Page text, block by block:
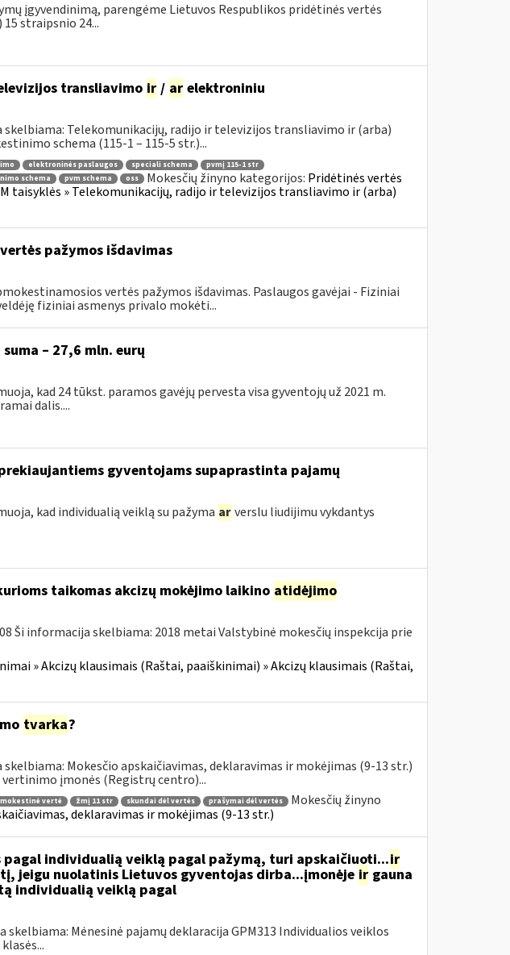
įgyvendinimą, parengėme Lietuvos Respublikos pridėtinės vertės
straipsnio 24...
transliavimo ir/ arelektroniniu
skelbiama: Telekomunikacijų, radijo ir televizijos transliavimo ir (arba)
schema (115-1 – 115-5 str.)...
elektroninės paslaugos speciali schema
pvmį 115-1 str
schema pvm schema oss Mokesčių žinyno kategorijos: Pridėtinės vertės
taisyklės » Telekomunikacijų, radijo ir televizijos transliavimo ir (arba)
pažymos išdavimas
vertės pažymos išdavimas. Paslaugos gavėjai - Fiziniai
fiziniai asmenys privalo mokėti...
– 27,6 mln. eurų
kad 24 tūkst. paramos gavėjų pervesta visa gyventojų už 2021 m.
dalis....
gyventojams supaprastinta pajamų
kad individualią veiklą su pažyma ar verslu liudijimu vykdantys
taikomas akcizų mokėjimo laikino atidėjimo
Ši informacija skelbiama: 2018 metai Valstybinė mokesčių inspekcija prie
» Akcizų klausimais (Raštai, paaiškinimai) » Akcizų klausimais (Raštai,
tvarka?
Mokesčio apskaičiavimas, deklaravimas ir mokėjimas (9-13 str.)
įmonės (Registrų centro)...
vertė žmį 11 str skundai dėl vertės prašymai dėl vertės
Mokesčių žinyno
deklaravimas ir mokėjimas (9-13 str.)
individualią veiklą pagal pažymą, turi apskaičiuoti...ir
jeigu nuolatinis Lietuvos gyventojas dirba...įmonėje irgauna
individualią veiklą pagal
skelbiama: Mėnesinė pajamų deklaracija GPM313 Individualios veiklos